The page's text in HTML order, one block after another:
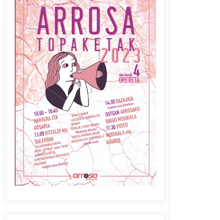
Azaroak 6 Iurretan Arrosa
sarearen IX. topaketak
2021/10/04
Berria egunkarian
elkarrizketa Arrosaren 20
urteez
2021/07/06
Arrosaren laburpen bideoa
Hamaika Telebistaren eskutik
2021/06/30